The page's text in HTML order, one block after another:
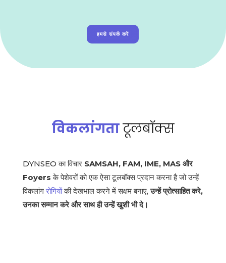
हमसे संपर्क करें
विकलांगताटूलबॉक्स
DYNSEO का विचार SAMSAH, FAM, IME, MAS और
Foyers के पेशेवरों को एक ऐसा टूलबॉक्स प्रदान करना है जो उन्हें
विकलांग रोगियोंकी देखभाल करने में सक्षम बनाए,उन्हें प्रोत्साहित करे,
उनका सम्मान करे और साथ ही उन्हें खुशी भी दे।